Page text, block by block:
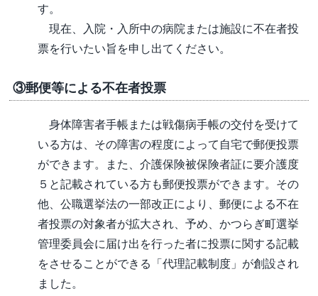
す。
現在、入院・入所中の病院または施設に不在者投
票を行いたい旨を申し出てください。
③郵便等による不在者投票
身体障害者手帳または戦傷病手帳の交付を受けて
いる方は、その障害の程度によって自宅で郵便投票
ができます。また、介護保険被保険者証に要介護度
５と記載されている方も郵便投票ができます。その
他、公職選挙法の一部改正により、郵便による不在
者投票の対象者が拡大され、予め、かつらぎ町選挙
管理委員会に届け出を行った者に投票に関する記載
をさせることができる「代理記載制度」が創設され
ました。